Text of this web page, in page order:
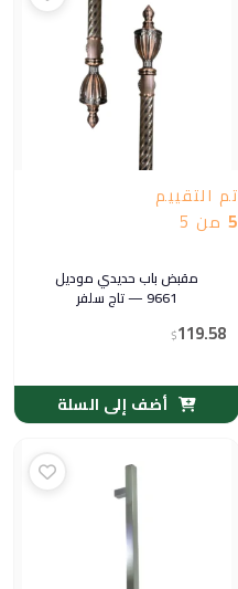
تم التقييم
5 من 5
مقبض باب حديدي موديل
9661 — تاج سلفر
$119.58
أضف إلى السلة